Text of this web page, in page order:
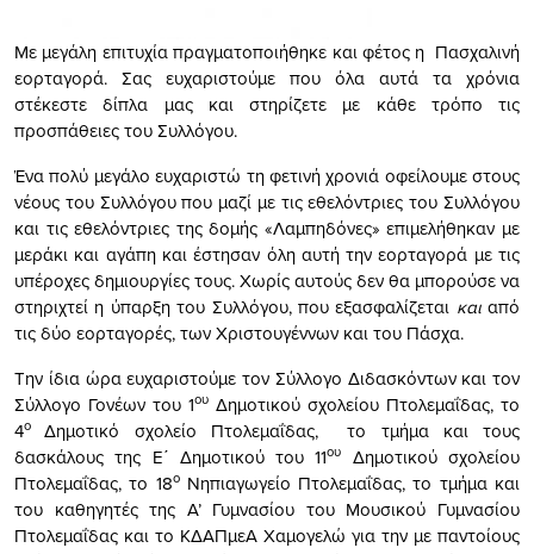
Με μεγάλη επιτυχία πραγματοποιήθηκε και φέτος η Πασχαλινή
εορταγορά. Σας ευχαριστούμε που όλα αυτά τα χρόνια
στέκεστε δίπλα μας και στηρίζετε με κάθε τρόπο τις
προσπάθειες του Συλλόγου.
Ένα πολύ μεγάλο ευχαριστώ τη φετινή χρονιά οφείλουμε στους
νέους του Συλλόγου που μαζί με τις εθελόντριες του Συλλόγου
και τις εθελόντριες της δομής «Λαμπηδόνες» επιμελήθηκαν με
μεράκι και αγάπη και έστησαν όλη αυτή την εορταγορά με τις
υπέροχες δημιουργίες τους. Χωρίς αυτούς δεν θα μπορούσε να
στηριχτεί η ύπαρξη του Συλλόγου, που εξασφαλίζεται καιαπό
τις δύο εορταγορές, των Χριστουγέννων και του Πάσχα.
Την ίδια ώρα ευχαριστούμε τον Σύλλογο Διδασκόντων και τον
Σύλλογο Γονέων του 1ου Δημοτικού σχολείου Πτολεμαΐδας, το
4ο Δημοτικό σχολείο Πτολεμαΐδας, το τμήμα και τους
δασκάλους της Ε΄ Δημοτικού του 11ου
Δημοτικού σχολείου
Πτολεμαΐδας, το 18οΝηπιαγωγείο Πτολεμαΐδας, το τμήμα και
του καθηγητές της Α’ Γυμνασίου του Μουσικού Γυμνασίου
Πτολεμαΐδας και το ΚΔΑΠμεΑ Χαμογελώ για την με παντοίους